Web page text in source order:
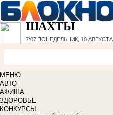
ШАХТЫ
7:07 ПОНЕДЕЛЬНИК, 10 АВГУСТА
МЕНЮ
АВТО
АФИША
ЗДОРОВЬЕ
КОНКУРСЫ